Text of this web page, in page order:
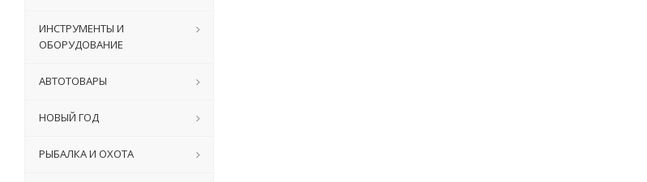
ИНСТРУМЕНТЫ И
ОБОРУДОВАНИЕ
АВТОТОВАРЫ
НОВЫЙ ГОД
РЫБАЛКА И ОХОТА